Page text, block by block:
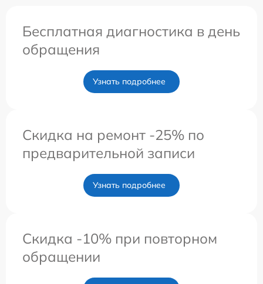
Бесплатная диагностика в день
обращения
Узнать подробнее
Скидка на ремонт -25% по
предварительной записи
Узнать подробнее
Скидка -10% при повторном
обращении